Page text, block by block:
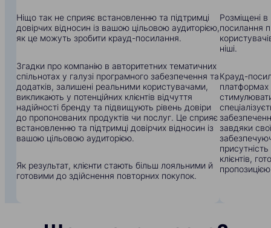
Ніщо так не сприяє встановленню та підтримці
довірчих відносин із вашою цільовою аудиторією,
як це можуть зробити крауд-посилання.
Згадки про компанію в авторитетних тематичних
спільнотах у галузі програмного забезпечення та
додатків, залишені реальними користувачами,
викликають у потенційних клієнтів відчуття
надійності бренду та підвищують рівень довіри
до пропонованих продуктів чи послуг. Це сприяє
встановленню та підтримці довірчих відносин із
вашою цільовою аудиторією.
Як результат, клієнти стають більш лояльними й
готовими до здійснення повторних покупок.
Розміщені в
посилання
ніші.
Крауд-
завдяки
клієнтів,